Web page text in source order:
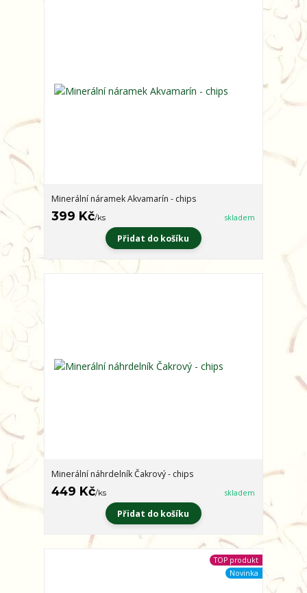
Minerální náramek Akvamarín - chips
399 Kč/ks skladem
Přidat do košíku
Minerální náhrdelník Čakrový - chips
449 Kč/ks skladem
Přidat do košíku
TOP produkt
Novinka